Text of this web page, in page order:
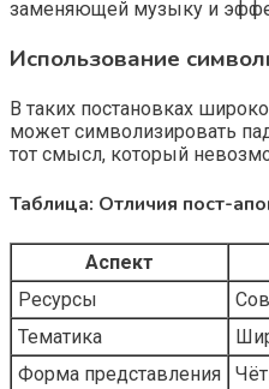
заменяющей музыку и
Использование
В таких постановках
может символизировать
тот смысл, который
Таблица: Отличия пост-
Аспект
Ресурсы
Тематика
Форма представления